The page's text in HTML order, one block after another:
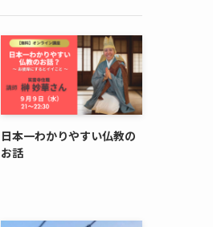
日本一わかりやすい仏教の
お話